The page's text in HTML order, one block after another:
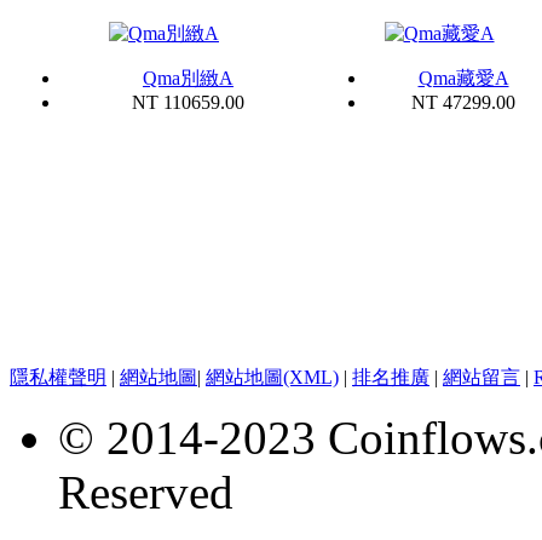
Qma別緻A
NT 110659.00
Qma藏愛A
NT 47299.00
隱私權聲明 | 網站地圖 | 網站地圖(XML) | 排名推廣 | 網站留言 |
© 2014-2023
Reserved